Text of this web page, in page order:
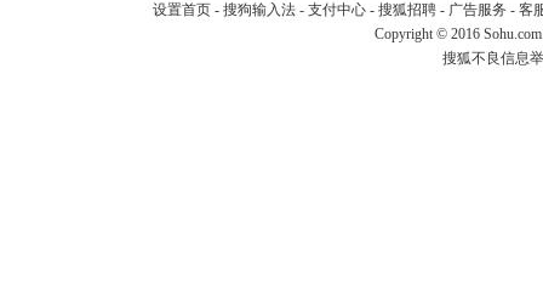
设置首页- 搜狗输入法- 支付中心- 搜狐招聘- 广告服务 - 客
Copyright © 2016
搜狐不良信息